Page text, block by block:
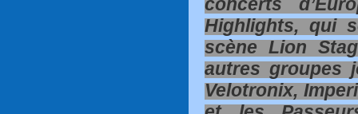
concerts
Highlights, qui
scène Lion
autres groupes
Velotronix,